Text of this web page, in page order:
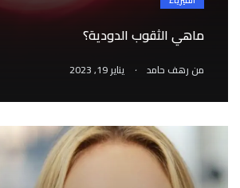
ماهي الثقوب الدودية؟
من رهف حامد . يناير 19, 2023